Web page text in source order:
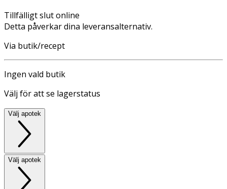
Tillfälligt slut online
Detta påverkar dina leveransalternativ.
Via butik/recept
Ingen vald butik
Välj för att se lagerstatus
Välj apotek
Välj apotek